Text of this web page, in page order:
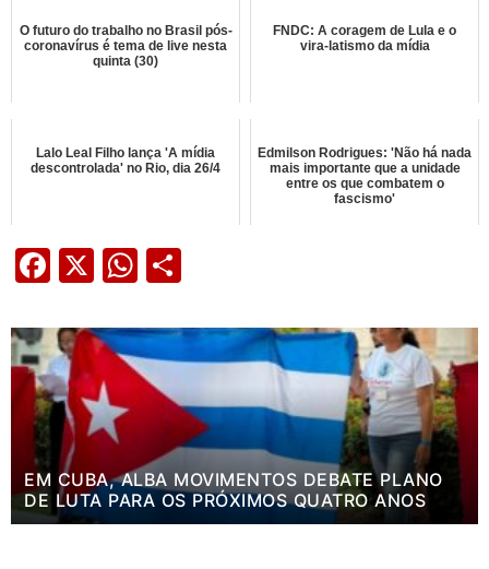
O futuro do trabalho no Brasil pós-
coronavírus é tema de live nesta
quinta (30)
FNDC: A coragem de Lula e o
vira-latismo da mídia
Lalo Leal Filho lança 'A mídia
descontrolada' no Rio, dia 26/4
Edmilson Rodrigues: 'Não há nada
mais importante que a unidade
entre os que combatem o
fascismo'
Facebook
X WhatsApp
EM CUBA, ALBA MOVIMENTOS DEBATE PLANO
DE LUTA PARA OS PRÓXIMOS QUATRO ANOS